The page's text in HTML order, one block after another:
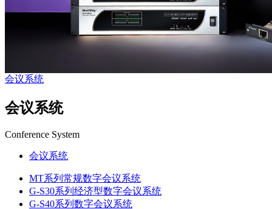
会议系统
会议系统
Conference System
会议系统
MT系列常规数字会议系统
G-S30系列经济型数字会议系统
G-S40系列数字会议系统